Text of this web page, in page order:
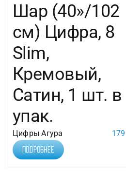
Шар (40»/102
см) Цифра, 8
Slim,
Кремовый,
Сатин, 1 шт. в
упак.
Цифры Агура 179
Подробнее